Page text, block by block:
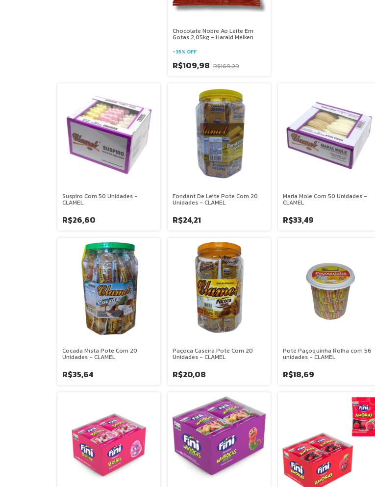
Chocolate Nobre Ao Leite Em
Gotas 2,05kg - Harald Melken
-35% OFF
R$109,98 R$169,29
Suspiro Com 50 Unidades -
CLAMEL
R$26,60
Fondant De Leite Pote Com 20
Unidades - CLAMEL
R$24,21
Maria Mole Com 50 Unidades -
CLAMEL
R$33,49
Cocada Mista Pote Com 20
Unidades - CLAMEL
R$35,64
Paçoca Caseira Pote Com 20
Unidades - CLAMEL
R$20,08
Pote Paçoquinha Rolha com 56
unidades - CLAMEL
R$18,69